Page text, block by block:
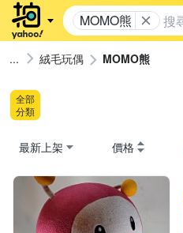
MOMO熊
絨毛玩偶 MOMO熊
全部
分類
最新上架 價格